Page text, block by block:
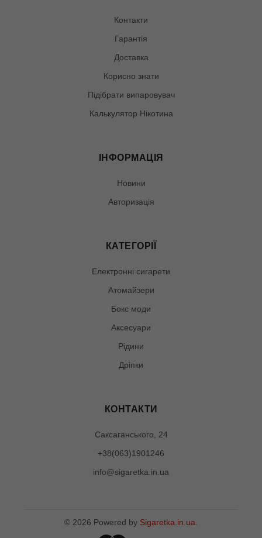
Контакти
Гарантія
Доставка
Корисно знати
Підібрати випаровувач
Калькулятор Нікотина
ІНФОРМАЦІЯ
Новини
Авторизація
КАТЕГОРІЇ
Електронні сигарети
Атомайзери
Бокс моди
Аксесуари
Рідини
Дріпки
КОНТАКТИ
Саксаганського, 24
+38(063)1901246
info@sigaretka.in.ua
© 2026 Powered by Sigaretka.in.ua